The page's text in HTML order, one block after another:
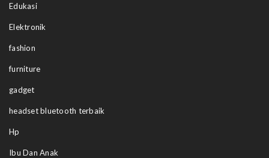
Edukasi
Elektronik
fashion
furniture
gadget
headset bluetooth terbaik
Hp
Ibu Dan Anak